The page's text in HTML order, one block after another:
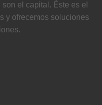
el capital. Éste es el
y ofrecemos soluciones